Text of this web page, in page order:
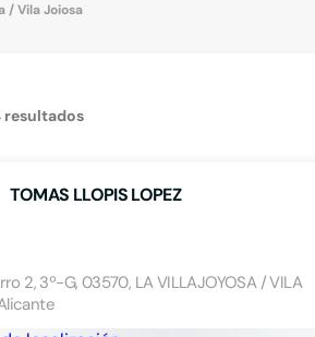
/ Vila Joiosa
resultados
TOMAS LLOPIS LOPEZ
2, 3º-G, 03570, LA VILLAJOYOSA / VILA